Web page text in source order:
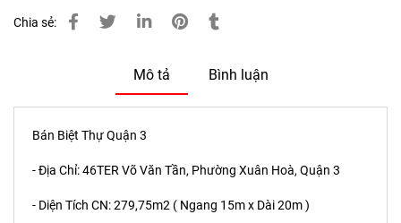
Chia sẻ:
Mô tả Bình luận
Bán Biệt Thự Quận 3
- Địa Chỉ: 46TER Võ Văn Tần, Phường Xuân Hoà, Quận 3
- Diện Tích CN: 279,75m2 ( Ngang 15m x Dài 20m )